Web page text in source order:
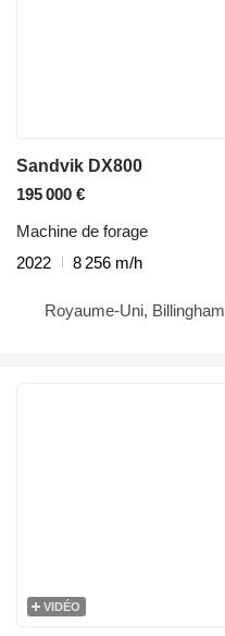
Sandvik DX800
195 000 €
Machine de forage
2022
8 256 m/h
Royaume-Uni, Billingham
VIDÉO